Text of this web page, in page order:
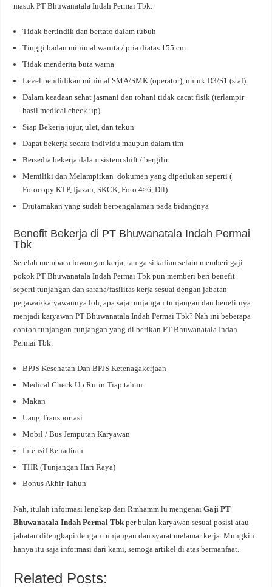
masuk PT Bhuwanatala Indah Permai Tbk:
Tidak bertindik dan bertato dalam tubuh
Tinggi badan minimal wanita / pria diatas 155 cm
Tidak menderita buta warna
Level pendidikan minimal SMA/SMK (operator), untuk D3/S1 (staf)
Dalam keadaan sehat jasmani dan rohani tidak cacat fisik (terlampir
hasil medical check up)
Siap Bekerja jujur, ulet, dan tekun
Dapat bekerja secara individu maupun dalam tim
Bersedia bekerja dalam sistem shift / bergilir
Memiliki dan Melampirkan dokumen yang diperlukan seperti (
Fotocopy KTP, Ijazah, SKCK, Foto 4×6, Dll)
Diutamakan yang sudah berpengalaman pada bidangnya
Benefit Bekerja di PT Bhuwanatala Indah Permai
Tbk
Setelah membaca lowongan kerja, tau ga si kalian selain memberi gaji
pokok PT Bhuwanatala Indah Permai Tbk pun memberi beri benefit
seperti tunjangan dan sarana/fasilitas kerja sesuai dengan jabatan
pegawai/karyawannya loh, apa saja tunjangan tunjangan dan benefitnya
menjadi karyawan PT Bhuwanatala Indah Permai Tbk? Nah ini beberapa
contoh tunjangan-tunjangan yang di berikan PT Bhuwanatala Indah
Permai Tbk:
BPJS Kesehatan Dan BPJS Ketenagakerjaan
Medical Check Up Rutin Tiap tahun
Makan
Uang Transportasi
Mobil / Bus Jemputan Karyawan
Intensif Kehadiran
THR (Tunjangan Hari Raya)
Bonus Akhir Tahun
Nah, itulah informasi lengkap dari Rmhamm.lu mengenaiGaji PT
Bhuwanatala Indah Permai Tbkper bulan karyawan sesuai posisi atau
jabatan dilengkapi dengan tunjangan dan syarat melamar kerja. Mungkin
hanya itu saja informasi dari kami, semoga artikel di atas bermanfaat.
Related Posts: